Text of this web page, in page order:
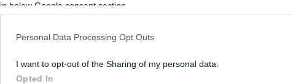
in below Google consent section.
Personal Data Processing Opt Outs
I want to opt-out of the Sharing of my personal data.
Opted In